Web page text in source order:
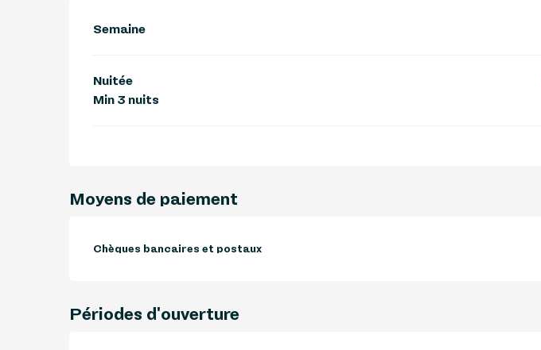
Semaine
Nuitée
Min 3 nuits
Moyens de paiement
Chèques bancaires et postaux
Périodes d'ouverture